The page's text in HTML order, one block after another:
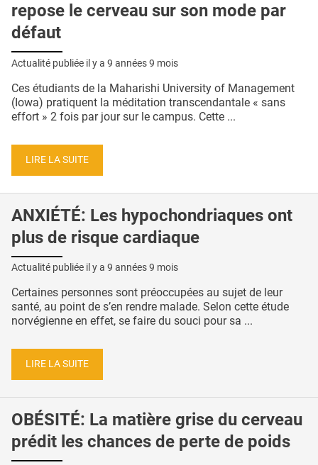
repose le cerveau sur son mode par
défaut
Actualité publiée il y a 9 années 9 mois
Ces étudiants de la Maharishi University of Management
(Iowa) pratiquent la méditation transcendantale « sans
effort » 2 fois par jour sur le campus. Cette ...
LIRE LA SUITE
ANXIÉTÉ: Les hypochondriaques ont
plus de risque cardiaque
Actualité publiée il y a 9 années 9 mois
Certaines personnes sont préoccupées au sujet de leur
santé, au point de s’en rendre malade. Selon cette étude
norvégienne en effet, se faire du souci pour sa ...
LIRE LA SUITE
OBÉSITÉ: La matière grise du cerveau
prédit les chances de perte de poids